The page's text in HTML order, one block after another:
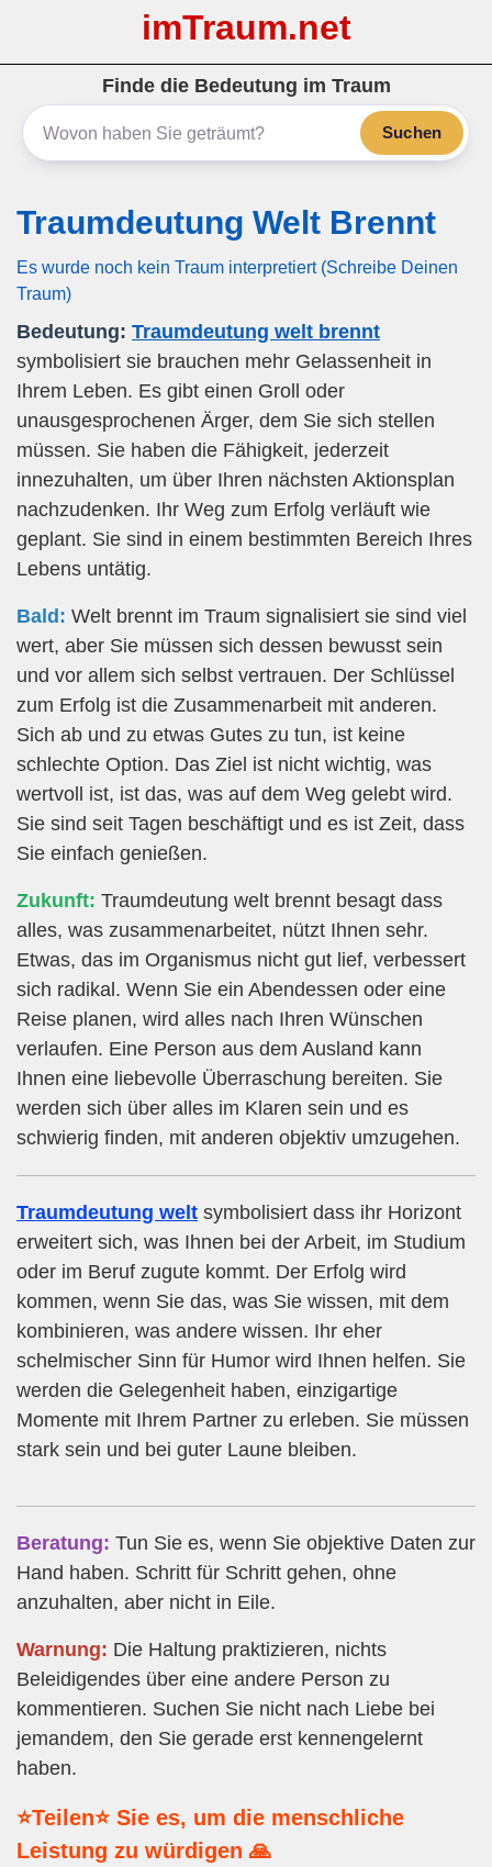
imTraum.net
Finde die Bedeutung im Traum
Suchen
Traumdeutung Welt Brennt
Es wurde noch kein Traum interpretiert (Schreibe Deinen
Traum)
Bedeutung: Traumdeutung welt brennt
symbolisiert sie brauchen mehr Gelassenheit in
Ihrem Leben. Es gibt einen Groll oder
unausgesprochenen Ärger, dem Sie sich stellen
müssen. Sie haben die Fähigkeit, jederzeit
innezuhalten, um über Ihren nächsten Aktionsplan
nachzudenken. Ihr Weg zum Erfolg verläuft wie
geplant. Sie sind in einem bestimmten Bereich Ihres
Lebens untätig.
Bald: Welt brennt im Traum signalisiert sie sind viel
wert, aber Sie müssen sich dessen bewusst sein
und vor allem sich selbst vertrauen. Der Schlüssel
zum Erfolg ist die Zusammenarbeit mit anderen.
Sich ab und zu etwas Gutes zu tun, ist keine
schlechte Option. Das Ziel ist nicht wichtig, was
wertvoll ist, ist das, was auf dem Weg gelebt wird.
Sie sind seit Tagen beschäftigt und es ist Zeit, dass
Sie einfach genießen.
Zukunft: Traumdeutung welt brennt besagt dass
alles, was zusammenarbeitet, nützt Ihnen sehr.
Etwas, das im Organismus nicht gut lief, verbessert
sich radikal. Wenn Sie ein Abendessen oder eine
Reise planen, wird alles nach Ihren Wünschen
verlaufen. Eine Person aus dem Ausland kann
Ihnen eine liebevolle Überraschung bereiten. Sie
werden sich über alles im Klaren sein und es
schwierig finden, mit anderen objektiv umzugehen.
Traumdeutung welt symbolisiert dass ihr Horizont
erweitert sich, was Ihnen bei der Arbeit, im Studium
oder im Beruf zugute kommt. Der Erfolg wird
kommen, wenn Sie das, was Sie wissen, mit dem
kombinieren, was andere wissen. Ihr eher
schelmischer Sinn für Humor wird Ihnen helfen. Sie
werden die Gelegenheit haben, einzigartige
Momente mit Ihrem Partner zu erleben. Sie müssen
stark sein und bei guter Laune bleiben.
Beratung: Tun Sie es, wenn Sie objektive Daten zur
Hand haben. Schritt für Schritt gehen, ohne
anzuhalten, aber nicht in Eile.
Warnung: Die Haltung praktizieren, nichts
Beleidigendes über eine andere Person zu
kommentieren. Suchen Sie nicht nach Liebe bei
jemandem, den Sie gerade erst kennengelernt
haben.
⭐Teilen⭐ Sie es, um die menschliche
Leistung zu würdigen 🙏